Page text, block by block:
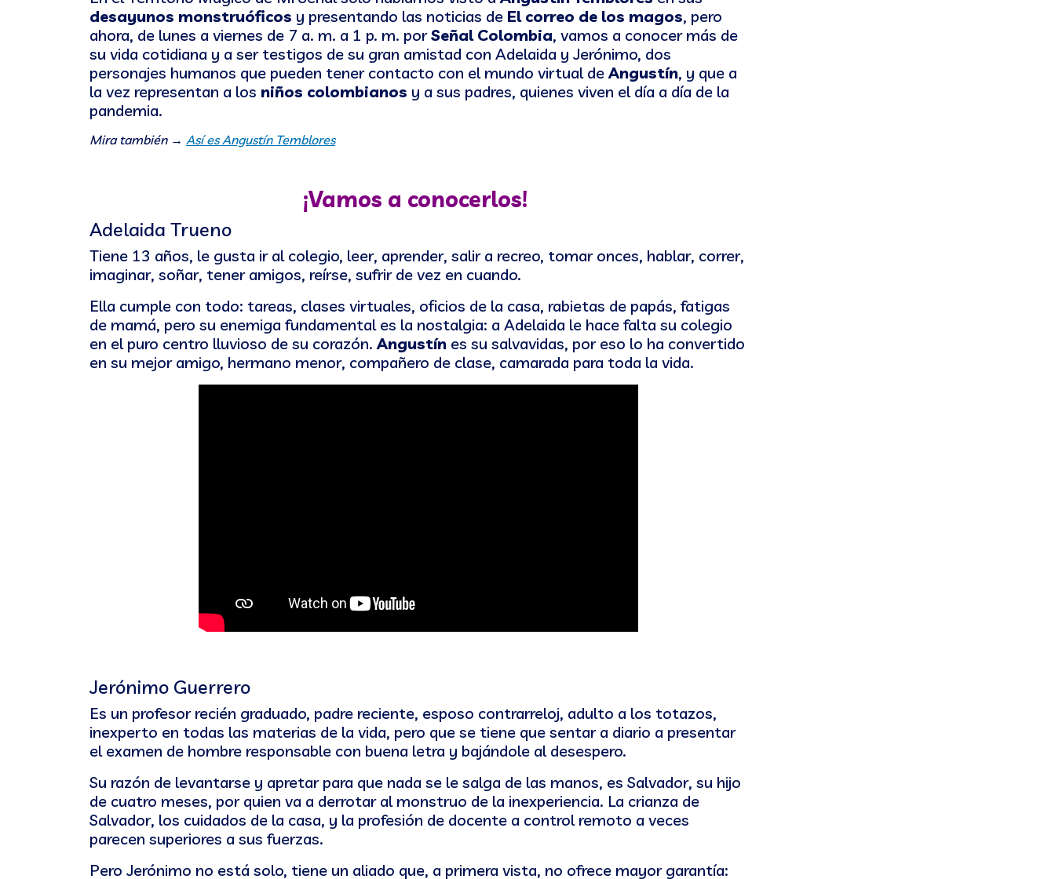
desayunos monstruóficos y presentando las noticias de El correo de los magos, pero
ahora, de lunes a viernes de 7 a. m. a 1 p. m. porSeñal Colombia, vamos a conocer más de
su vida cotidiana y a ser testigos de su gran amistad con Adelaida y Jerónimo, dos
personajes humanos que pueden tener contacto con el mundo virtual de Angustín, y que a
la vez representan a los niños colombianos y a sus padres, quienes viven el día a día de la
pandemia.
Mira también → Así es Angustín Temblores
¡Vamos a conocerlos!
Adelaida Trueno
Tiene 13 años, le gusta ir al colegio, leer, aprender, salir a recreo, tomar onces, hablar, correr,
imaginar, soñar, tener amigos, reírse, sufrir de vez en cuando.
Ella cumple con todo: tareas, clases virtuales, oficios de la casa, rabietas de papás, fatigas
de mamá, pero su enemiga fundamental es la nostalgia: a Adelaida le hace falta su colegio
en el puro centro lluvioso de su corazón. Angustín es su salvavidas, por eso lo ha convertido
en su mejor amigo, hermano menor, compañero de clase, camarada para toda la vida.
Jerónimo Guerrero
Es un profesor recién graduado, padre reciente, esposo contrarreloj, adulto a los totazos,
inexperto en todas las materias de la vida, pero que se tiene que sentar a diario a presentar
el examen de hombre responsable con buena letra y bajándole al desespero.
Su razón de levantarse y apretar para que nada se le salga de las manos, es Salvador, su hijo
de cuatro meses, por quien va a derrotar al monstruo de la inexperiencia. La crianza de
Salvador, los cuidados de la casa, y la profesión de docente a control remoto a veces
parecen superiores a sus fuerzas.
Pero Jerónimo no está solo, tiene un aliado que, a primera vista, no ofrece mayor garantía: